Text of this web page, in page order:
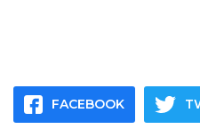
FACEBOOK